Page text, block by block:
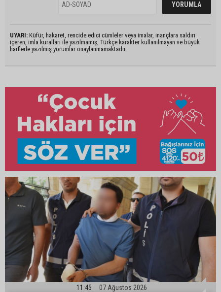
UYARI: Küfür, hakaret, rencide edici cümleler veya imalar, inançlara saldırı
içeren, imla kuralları ile yazılmamış, Türkçe karakter kullanılmayan ve büyük
harflerle yazılmış yorumlar onaylanmamaktadır.
11:45 07 Ağustos 2026